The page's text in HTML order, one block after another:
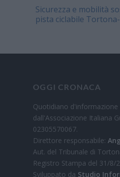
Sicurezza e mobilità
pista ciclabile
OGGI CRONACA
Quotidiano
dall'Associazione Italiana
02305570067.
Direttore responsabile:
Aut. del Tribunale di
Registro Stampa del 31/8/
Sviluppato da Studio